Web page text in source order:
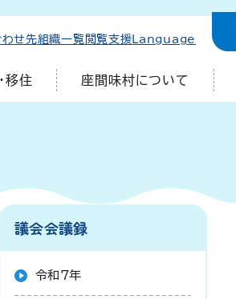
せ先組織一覧 閲覧支援 Language
移住 座間味村について
議会会議録
令和7年